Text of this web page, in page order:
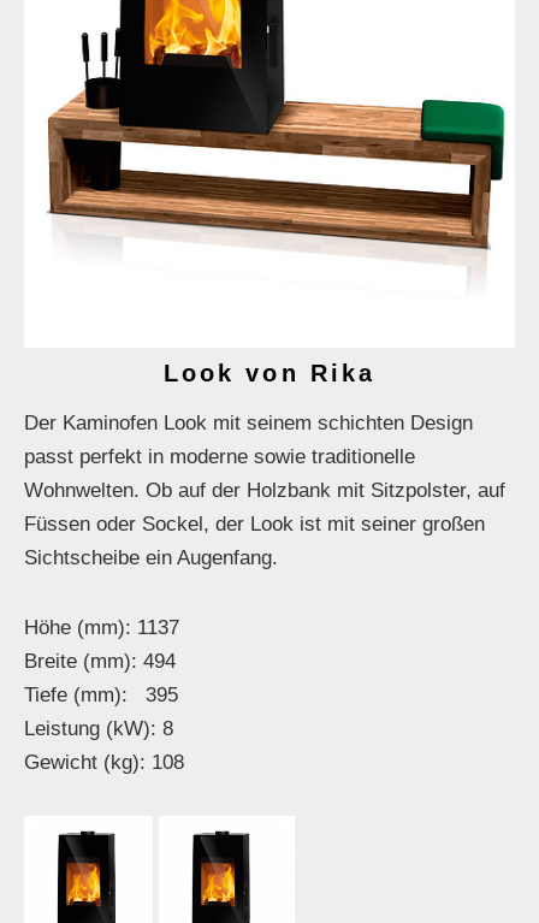
Look von Rika
Der Kaminofen Look mit seinem schichten Design
passt perfekt in moderne sowie traditionelle
Wohnwelten. Ob auf der Holzbank mit Sitzpolster, auf
Füssen oder Sockel, der Look ist mit seiner großen
Sichtscheibe ein Augenfang.
Höhe (mm): 1137
Breite (mm): 494
Tiefe (mm): 395
Leistung (kW): 8
Gewicht (kg): 108